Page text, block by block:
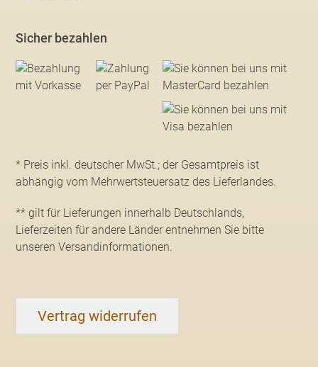
Sicher bezahlen
* Preis inkl. deutscher MwSt.; der Gesamtpreis ist
abhängig vom Mehrwertsteuersatz des Lieferlandes.
** gilt für Lieferungen innerhalb Deutschlands,
Lieferzeiten für andere Länder entnehmen Sie bitte
unseren Versandinformationen.
Vertrag widerrufen